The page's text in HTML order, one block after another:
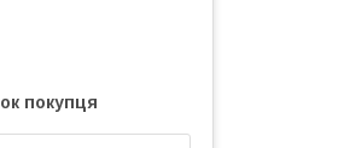
покупця